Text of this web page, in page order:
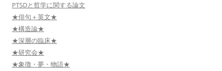
PTSDと哲学に関する論文
★俳句＋英文★
★構造論★
★深層の臨床★
★研究会★
★象徴・夢・物語★